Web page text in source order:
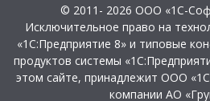
© 2011- 2026 ООО «1С-
Исключительное право на
«1С:Предприятие 8» и типовые
продуктов системы
этом сайте, принадлежит ООО
компании АО